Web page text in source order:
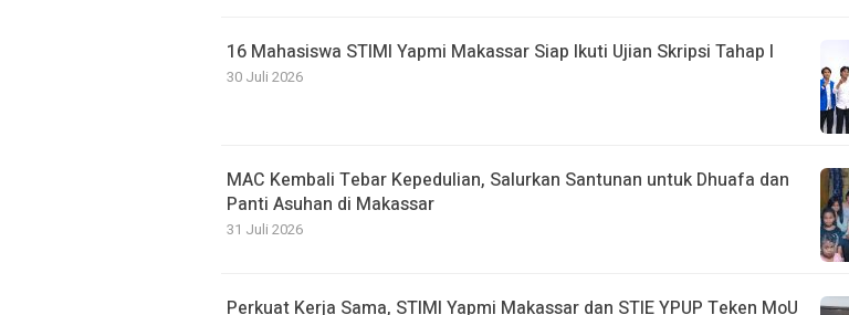
16 Mahasiswa STIMI Yapmi Makassar Siap Ikuti Ujian Skripsi Tahap I
30 Juli 2026
MAC Kembali Tebar Kepedulian, Salurkan Santunan untuk Dhuafa dan
Panti Asuhan di Makassar
31 Juli 2026
Perkuat Kerja Sama, STIMI Yapmi Makassar dan STIE YPUP Teken MoU